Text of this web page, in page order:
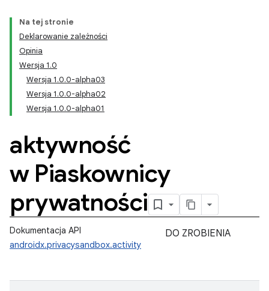
Na tej stronie
Deklarowanie zależności
Opinia
Wersja 1.0
Wersja 1.0.0-alpha03
Wersja 1.0.0-alpha02
Wersja 1.0.0-alpha01
aktywność
w Piaskownicy
prywatności
Dokumentacja API
androidx.privacysandbox.activity
DO ZROBIENIA